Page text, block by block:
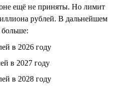
ещё не приняты. Но лимит
рублей. В дальнейшем
в 2026 году
в 2027 году
в 2028 году